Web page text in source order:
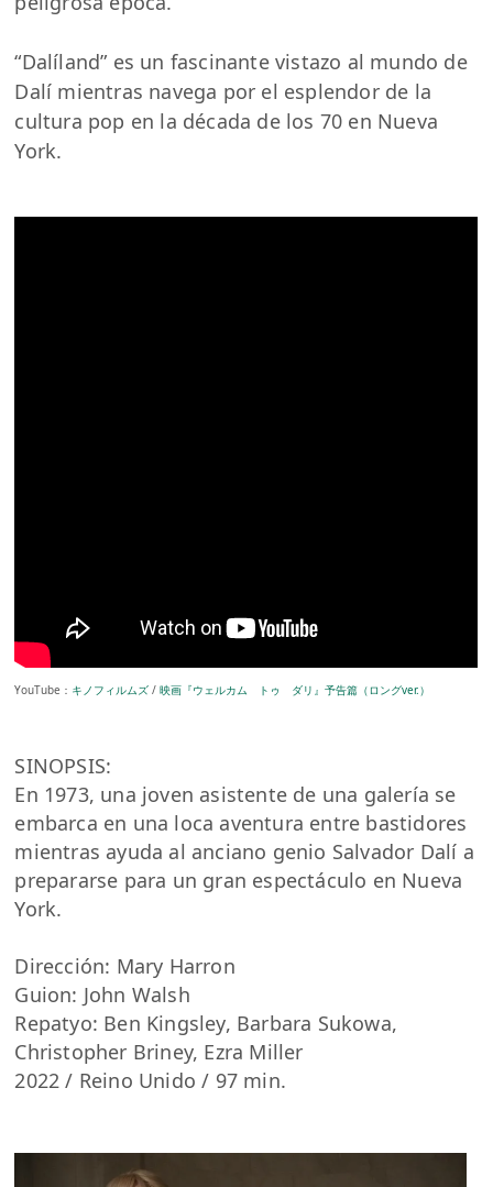
“Dalíland” es un fascinante vistazo al mundo de
Dalí mientras navega por el esplendor de la
cultura pop en la década de los 70 en Nueva
York.
YouTube： キノフィルムズ /映画『ウェルカム トゥ ダリ』予告篇（ロングver.）
SINOPSIS:
En 1973, una joven asistente de una galería se
embarca en una loca aventura entre bastidores
mientras ayuda al anciano genio Salvador Dalí a
prepararse para un gran espectáculo en Nueva
York.
Dirección: Mary Harron
Guion: John Walsh
Repatyo: Ben Kingsley, Barbara Sukowa,
Christopher Briney, Ezra Miller
2022 / Reino Unido / 97 min.